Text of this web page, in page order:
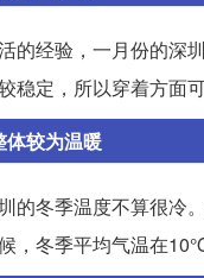
的经验，一月份的深
稳定，所以穿着方面
体较为温暖
的冬季温度不算很冷
，冬季平均气温在